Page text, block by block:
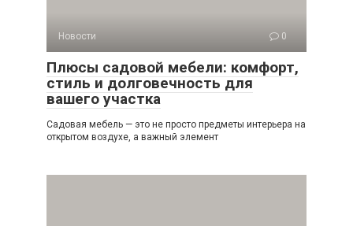
Новости 0
Плюсы садовой мебели: комфорт,
стиль и долговечность для
вашего участка
Садовая мебель — это не просто предметы интерьера на
открытом воздухе, а важный элемент